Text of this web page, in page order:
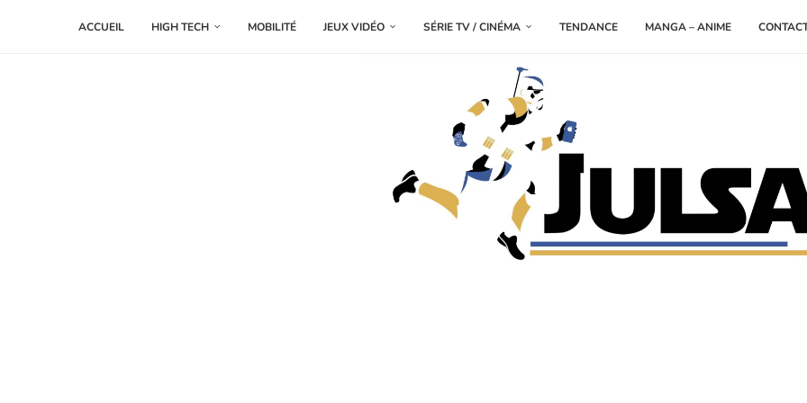
ACCUEIL HIGH TECH MOBILITÉ JEUX VIDÉO SÉRIE TV / CINÉMA TENDANCE MANGA – ANIME